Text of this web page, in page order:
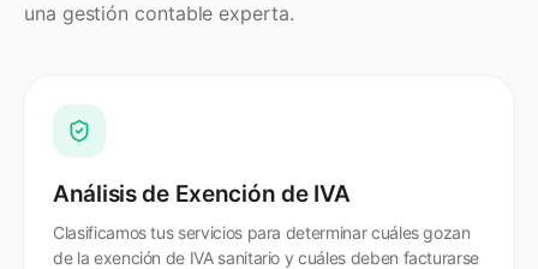
una gestión contable experta.
Análisis de Exención de IVA
Clasificamos tus servicios para determinar cuáles gozan
de la exención de IVA sanitario y cuáles deben facturarse